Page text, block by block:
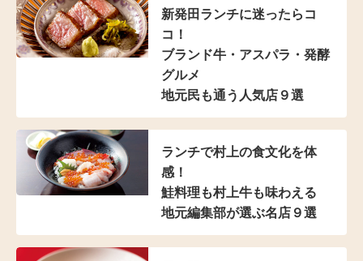
新発田ランチに迷ったらコ
コ！
ブランド牛・アスパラ ・発酵
グルメ
地元民も通う人気店９選
ランチで村上の食文化を体
感！
鮭料理も村上牛も味わえる
地元編集部が選ぶ名店９選